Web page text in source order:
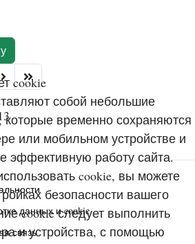
данных и cookie
связь
cookie
собой небольшие
временно сохраняются
или мобильном устройстве и
эффективную работу сайта.
cookie, вы можете
безопасности вашего
cookie следует выполнить
и устройства, с помощью